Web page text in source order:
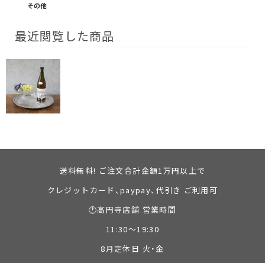
その他
最近閲覧した商品
送料無料! ご注文合計金額1万円以上で
クレジットカード、paypay、代引き ご利用可
🕐高円寺店舗 営業時間
11:30～19:30
8月定休日 火・金